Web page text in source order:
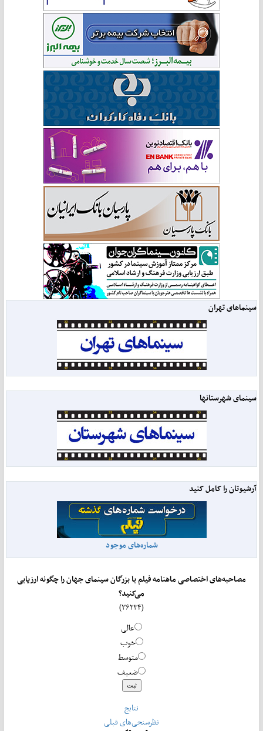
سینماهای تهران
سینمای شهرستانها
آرشیوتان را کامل کنید
شماره‌های موجود
مصاحبه‌های اختصاصی ماهنامه فیلم با بزرگان سینمای جهان را چگونه ارزیابی
می‌کنید؟
عالی
خوب
متوسط
ضعیف
نتایج
نظرسنجی‌های قبلی